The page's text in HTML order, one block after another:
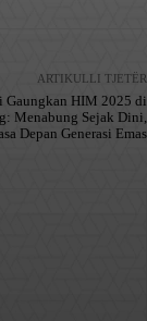
ARTIKULLI TJETËR
Gaungkan HIM 2025 di
Menabung Sejak Dini,
Depan Generasi Emas